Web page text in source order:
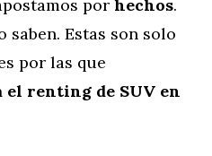
por hechos.
Estas son solo
por las que
el renting de SUV en